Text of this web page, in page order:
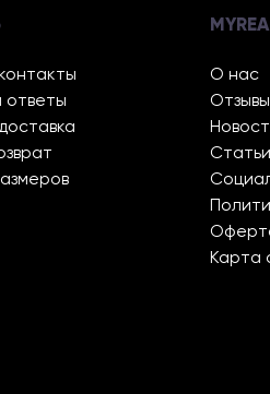
ответы
О нас
Отзывы
Статьи
Карта